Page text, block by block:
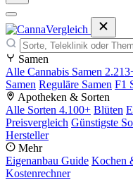
Samen
Alle Cannabis Samen
Samen Reguläre Samen F1
Apotheken & Sorten
Alle Sorten 4.100+ Blüten
Preisvergleich Günstigste
Hersteller
Mehr
Eigenanbau Guide Kochen
Kostenrechner